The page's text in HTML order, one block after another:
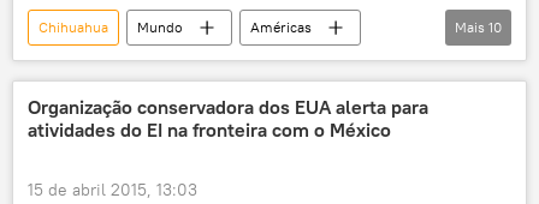
Chihuahua Mundo
Américas
Notícias
México
Duncan Hunter
Donald Trump
Estado Islâmico
Daesh
células terroristas
fronteira
Mais 10
Organização conservadora dos EUA alerta para
atividades do EI na fronteira com o México
15 de abril 2015, 13:03